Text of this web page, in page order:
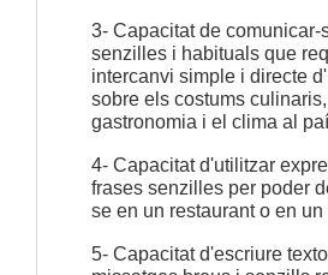
3- Capacitat de comunicar-
senzilles i habituals que
intercanvi simple i directe
sobre els costums
gastronomia i el clima al
4- Capacitat d'utilitzar
frases senzilles per poder
se en un restaurant o en un
5- Capacitat d'escriure